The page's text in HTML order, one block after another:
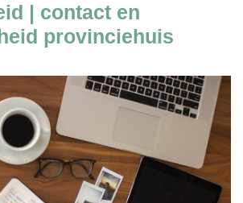
| contact en
provinciehuis